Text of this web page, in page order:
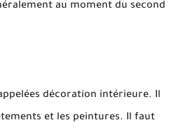
au moment du second
décoration intérieure. Il
et les peintures. Il faut